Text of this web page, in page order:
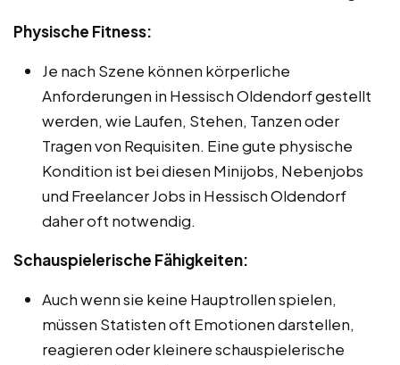
Physische Fitness:
Je nach Szene können körperliche
Anforderungen in Hessisch Oldendorf gestellt
werden, wie Laufen, Stehen, Tanzen oder
Tragen von Requisiten. Eine gute physische
Kondition ist bei diesen Minijobs, Nebenjobs
und Freelancer Jobs in Hessisch Oldendorf
daher oft notwendig.
Schauspielerische Fähigkeiten:
Auch wenn sie keine Hauptrollen spielen,
müssen Statisten oft Emotionen darstellen,
reagieren oder kleinere schauspielerische